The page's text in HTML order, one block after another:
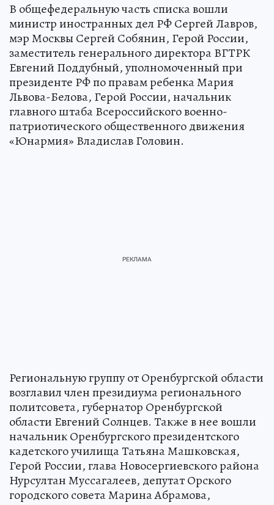
В общефедеральную часть списка вошли
министр иностранных дел РФ Сергей Лавров,
мэр Москвы Сергей Собянин, Герой России,
заместитель генерального директора ВГТРК
Евгений Поддубный, уполномоченный при
президенте РФ по правам ребенка Мария
Львова-Белова, Герой России, начальник
главного штаба Всероссийского военно-
патриотического общественного движения
«Юнармия» Владислав Головин.
Региональную группу от Оренбургской области
возглавил член президиума регионального
политсовета, губернатор Оренбургской
области Евгений Солнцев. Также в нее вошли
начальник Оренбургского президентского
кадетского училища Татьяна Машковская,
Герой России, глава Новосергиевского района
Нурсултан Муссагалеев, депутат Орского
городского совета Марина Абрамова,